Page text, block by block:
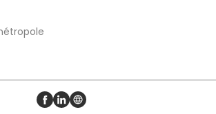
Profil Facebook
Profil LinkedIn
Site web